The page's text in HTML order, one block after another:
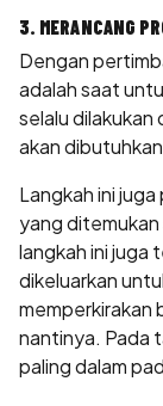
3. MERANCANG
Dengan
adalah saat
selalu
akan
Langkah ini
yang
langkah ini juga
dikeluarkan
memperkirakan
nantinya. Pada
paling dalam